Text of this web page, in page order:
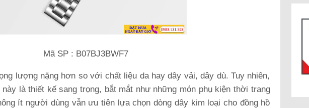
Mã SP : B07BJ3BWF7
lượng nặng hơn so với chất liệu da hay dây vải, dây dù. Tuy nhiên,
là thiết kế sang trọng, bắt mắt như những món phụ kiện thời trang
ít người dùng vẫn ưu tiên lựa chọn dòng dây kim loại cho đồng hồ